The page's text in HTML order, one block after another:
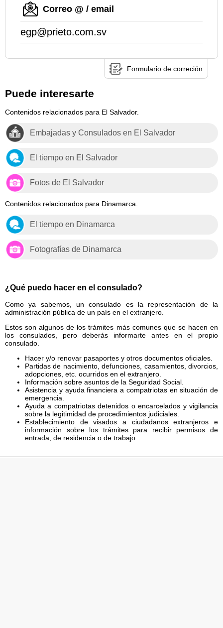
Correo @ / email
egp@prieto.com.sv
Formulario de correción
Puede interesarte
Contenidos relacionados para El Salvador.
Embajadas y Consulados en El Salvador
El tiempo en El Salvador
Fotos de El Salvador
Contenidos relacionados para Dinamarca.
El tiempo en Dinamarca
Fotografías de Dinamarca
¿Qué puedo hacer en el consulado?
Como ya sabemos, un consulado es la representación de la
administración pública de un país en el extranjero.
Estos son algunos de los trámites más comunes que se hacen en
los consulados, pero deberás informarte antes en el propio
consulado.
Hacer y/o renovar pasaportes y otros documentos oficiales.
Partidas de nacimiento, defunciones, casamientos, divorcios,
adopciones, etc. ocurridos en el extranjero.
Información sobre asuntos de la Seguridad Social.
Asistencia y ayuda financiera a compatriotas en situación de
emergencia.
Ayuda a compatriotas detenidos o encarcelados y vigilancia
sobre la legitimidad de procedimientos judiciales.
Establecimiento de visados a ciudadanos extranjeros e
información sobre los trámites para recibir permisos de
entrada, de residencia o de trabajo.